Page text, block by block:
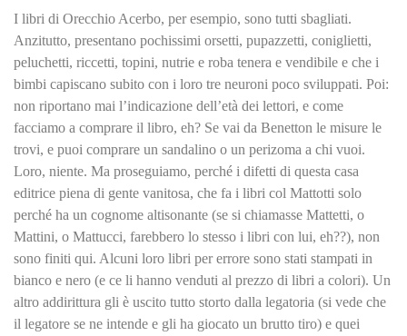
I libri di Orecchio Acerbo, per esempio, sono tutti sbagliati.
Anzitutto, presentano pochissimi orsetti, pupazzetti, coniglietti,
peluchetti, riccetti, topini, nutrie e roba tenera e vendibile e che i
bimbi capiscano subito con i loro tre neuroni poco sviluppati. Poi:
non riportano mai l’indicazione dell’età dei lettori, e come
facciamo a comprare il libro, eh? Se vai da Benetton le misure le
trovi, e puoi comprare un sandalino o un perizoma a chi vuoi.
Loro, niente. Ma proseguiamo, perché i difetti di questa casa
editrice piena di gente vanitosa, che fa i libri col Mattotti solo
perché ha un cognome altisonante (se si chiamasse Mattetti, o
Mattini, o Mattucci, farebbero lo stesso i libri con lui, eh??), non
sono finiti qui. Alcuni loro libri per errore sono stati stampati in
bianco e nero (e ce li hanno venduti al prezzo di libri a colori). Un
altro addirittura gli è uscito tutto storto dalla legatoria (si vede che
il legatore se ne intende e gli ha giocato un brutto tiro) e quei